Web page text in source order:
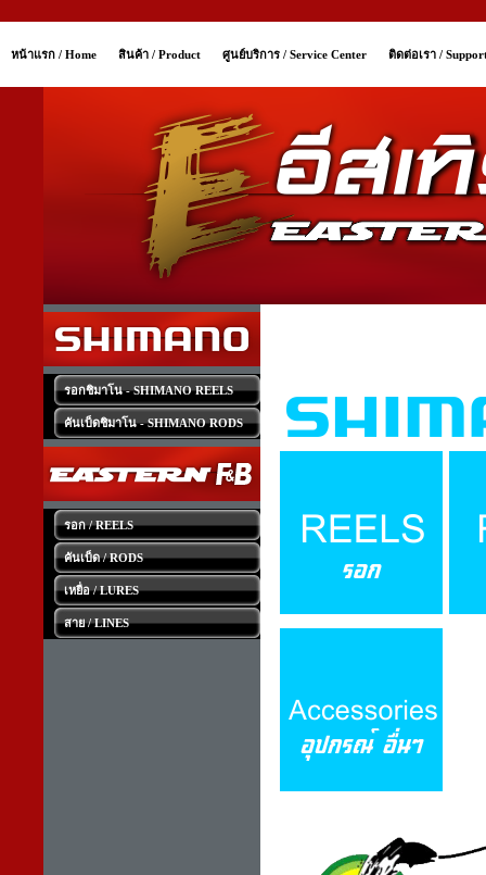
หน้าแรก / Home สินค้า / Product ศูนย์บริการ / Service Center ติดต่อเรา /
รอกชิมาโน - SHIMANO REELS
คันเบ็ดชิมาโน - SHIMANO RODS
รอก / REELS
คันเบ็ด / RODS
เหยื่อ / LURES
สาย / LINES